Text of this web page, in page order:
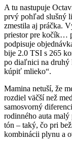
A tu nastupuje
prvý pohľad slušný
zmestila aj práčka.
priestor pre kočík…
podpisuje
bije 2.0 TSI s 265
po diaľnici na druhý
kúpiť mlieko“.
Mamina netuší, že
rozdiel väčší než
samosvorný
rodinného auta
tón – taký, čo pri
kombinácii plynu a